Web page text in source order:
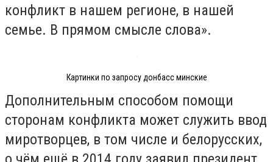
конфликт в нашем регионе, в нашей
семье. В прямом смысле слова».
Картинки по запросу донбасс минские
Дополнительным способом помощи
сторонам конфликта может служить ввод
миротворцев, в том числе и белорусских,